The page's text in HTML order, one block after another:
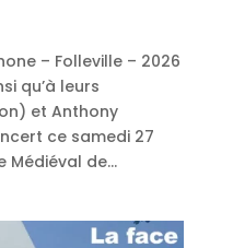
– Folleville – 2026
qu’à leurs
et Anthony
ce samedi 27
Médiéval de...